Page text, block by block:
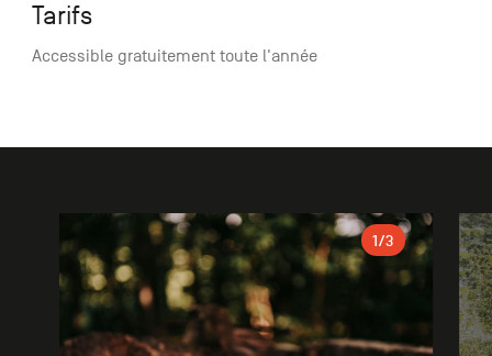
Tarifs
Accessible gratuitement toute l'année
1/3